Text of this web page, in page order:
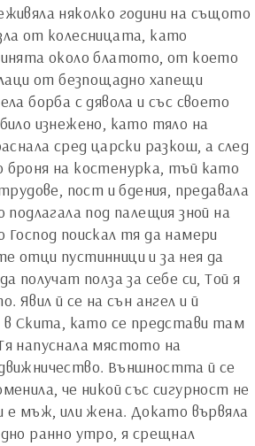
няколко години на същото
от колесницата, като
около блатото, от което
от безпощадно хапещи
борба с дявола и със своето
изнежено, като тяло на
сред царски разкош, а след
на костенурка, тъй като
пост и бдения, предавала
под палещия зной на
поискал тя да намери
отци пустинници и за нея да
получат полза за себе си, Той я
Явил й се на сън ангел и й
в Скита, като се представи там
напуснала мястото на
Външността й се
че никой със сигурност не
е мъж, или жена. Докато вървяла
ранно утро, я срещнал